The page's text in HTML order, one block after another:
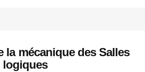
la mécanique des Salles
logiques